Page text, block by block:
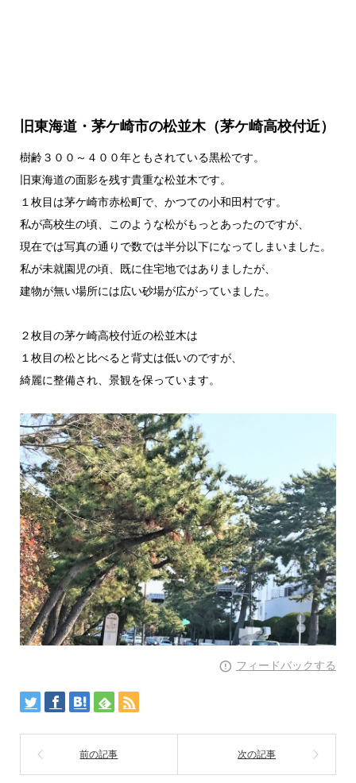
旧東海道・茅ケ崎市の松並木（茅ケ崎高校付近）
樹齢３００～４００年ともされている黒松です。
旧東海道の面影を残す貴重な松並木です。
１枚目は茅ケ崎市赤松町で、かつての小和田村です。
私が高校生の頃、このような松がもっとあったのですが、
現在では写真の通りで数では半分以下になってしまいました。
私が未就園児の頃、既に住宅地ではありましたが、
建物が無い場所には広い砂場が広がっていました。
２枚目の茅ケ崎高校付近の松並木は
１枚目の松と比べると背丈は低いのですが、
綺麗に整備され、景観を保っています。
フィードバックする